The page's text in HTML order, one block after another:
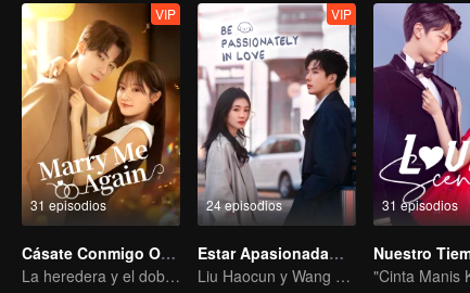
31 episodios
VIP
Cásate Conmigo Otra Vez
La heredera y el doble de su difunto marido
24 episodios
VIP
Estar Apasionadamente Enamorado
Liu Haocun y Wang Anyu protagonizaron una historia de amor juvenil y pura.
31 episodios